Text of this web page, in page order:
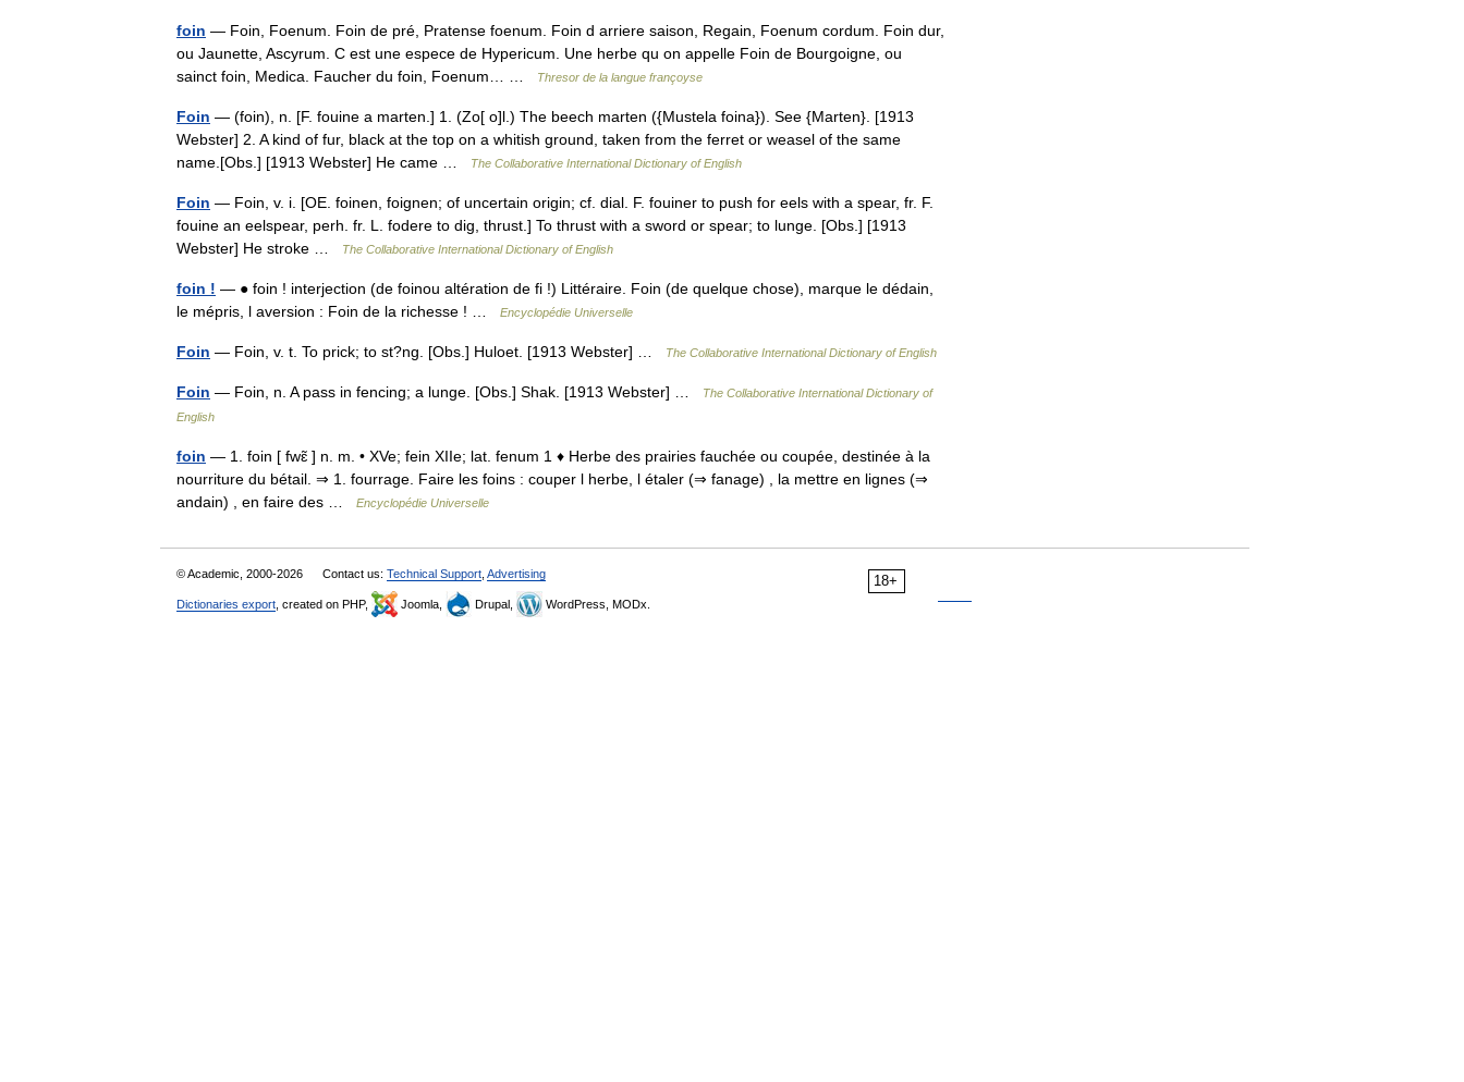
foin — Foin, Foenum. Foin de pré, Pratense foenum. Foin d arriere saison, Regain, Foenum cordum. Foin dur,
ou Jaunette, Ascyrum. C est une espece de Hypericum. Une herbe qu on appelle Foin de Bourgoigne, ou
sainct foin, Medica. Faucher du foin, Foenum… …
Thresor de la langue françoyse
Foin — (foin), n. [F. fouine a marten.] 1. (Zo[ o]l.) The beech marten ({Mustela foina}). See {Marten}. [1913
Webster] 2. A kind of fur, black at the top on a whitish ground, taken from the ferret or weasel of the same
name.[Obs.] [1913 Webster] He came …
The Collaborative International Dictionary of English
Foin — Foin, v. i. [OE. foinen, foignen; of uncertain origin; cf. dial. F. fouiner to push for eels with a spear, fr. F.
fouine an eelspear, perh. fr. L. fodere to dig, thrust.] To thrust with a sword or spear; to lunge. [Obs.] [1913
Webster] He stroke …
The Collaborative International Dictionary of English
foin ! — ● foin ! interjection (de foinou altération de fi !) Littéraire. Foin (de quelque chose), marque le dédain,
le mépris, l aversion : Foin de la richesse ! …
Encyclopédie Universelle
Foin — Foin, v. t. To prick; to st?ng. [Obs.] Huloet. [1913 Webster] … The Collaborative International Dictionary of English
Foin — Foin, n. A pass in fencing; a lunge. [Obs.] Shak. [1913 Webster] …
The Collaborative International Dictionary of
English
foin — 1. foin [ fwɛ̃ ] n. m. • XVe; fein XIIe; lat. fenum 1 ♦ Herbe des prairies fauchée ou coupée, destinée à la
nourriture du bétail. ⇒ 1. fourrage. Faire les foins : couper l herbe, l étaler (⇒ fanage) , la mettre en lignes (⇒
andain) , en faire des …
Encyclopédie Universelle
18+
© Academic, 2000-2026 Contact us: Technical Support Advertising
Dictionaries export , created on PHP, Joomla, Drupal, WordPress, MODx.